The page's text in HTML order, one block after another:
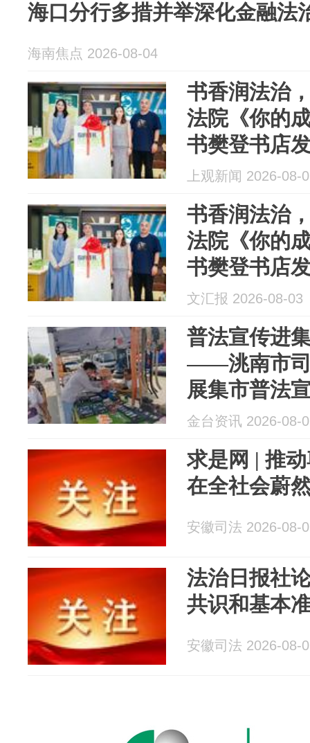
海口分行多措并举深化金融法
海南焦点 2026-08-04
书香润法治
法院《你的
书樊登书店
上观新闻 2026-08-
书香润法治
法院《你的
书樊登书店
文汇报 2026-08-03
普法宣传进
——洮南市司
展集市普法
金台资讯 2026-08-
求是网 | 推
在全社会蔚
安徽司法 2026-08-
法治日报社
共识和基本
安徽司法 2026-08-